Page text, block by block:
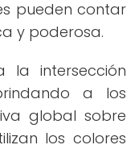
pueden contar
y poderosa.
la intersección
a los
global sobre
los colores